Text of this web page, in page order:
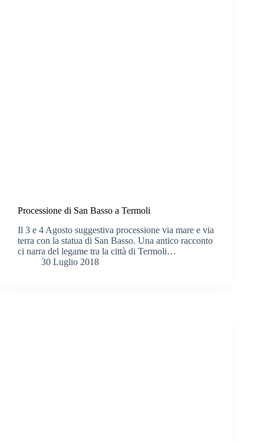
Processione di San Basso a Termoli
Il 3 e 4 Agosto suggestiva processione via mare e via
terra con la statua di San Basso. Una antico racconto
ci narra del legame tra la città di Termoli…
30 Luglio 2018